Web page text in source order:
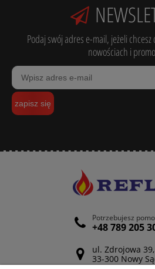
Podaj swój adres e-mail, jeżeli
nowościach i
zapisz się
Potrzebujesz
+48 789 205
ul. Zdrojowa 39,
33-300 Nowy